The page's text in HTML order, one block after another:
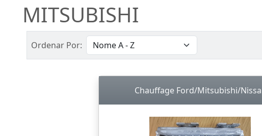
MITSUBISHI
Ordenar Por:
Chauffage Ford/Mitsubishi/